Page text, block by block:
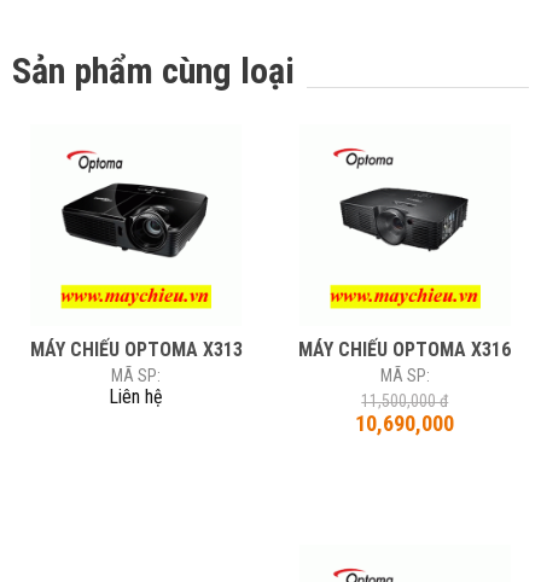
Sản phẩm cùng loại
MÁY CHIẾU OPTOMA X313
MÃ SP:
Liên hệ
MÁY CHIẾU OPTOMA X316
MÃ SP:
11,500,000 đ
10,690,000